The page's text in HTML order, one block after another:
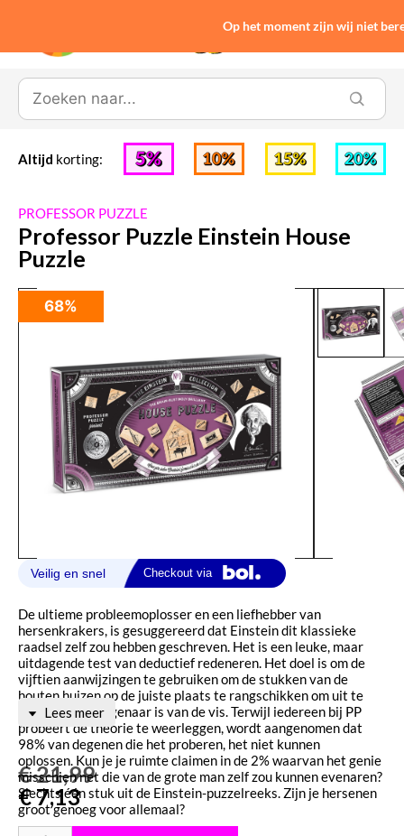
0
Altijd korting:
De ultieme probleemoplosser en een liefhebber van
hersenkrakers, is gesuggereerd dat Einstein dit klassieke
raadsel zelf zou hebben geschreven. Het is een leuke, maar
uitdagende test van deductief redeneren. Het doel is om de
vijftien aanwijzingen te gebruiken om de stukken van de
houten huizen op de juiste plaats te rangschikken om uit te
vissen wie de eigenaar is van de vis. Terwijl iedereen bij PP
probeert de theorie te weerleggen, wordt aangenomen dat
98% van degenen die het proberen, het niet kunnen
oplossen. Kun je je ruimte claimen in de 2% waarvan het genie
misschien net die van de grote man zelf zou kunnen evenaren?
Slechts één stuk uit de Einstein-puzzelreeks. Zijn je hersenen
groot genoeg voor allemaal?
Lees meer
€21,99
€7,13
PROFESSOR PUZZLE
Professor Puzzle Einstein House
Puzzle
68%
Op het moment zijn wij niet